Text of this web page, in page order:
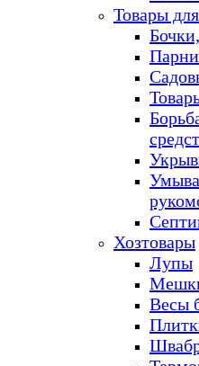
Товары
Хозтовары
Лупы
Весы